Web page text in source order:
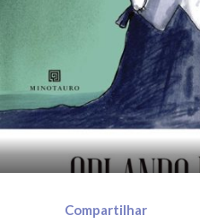
Compartilhar